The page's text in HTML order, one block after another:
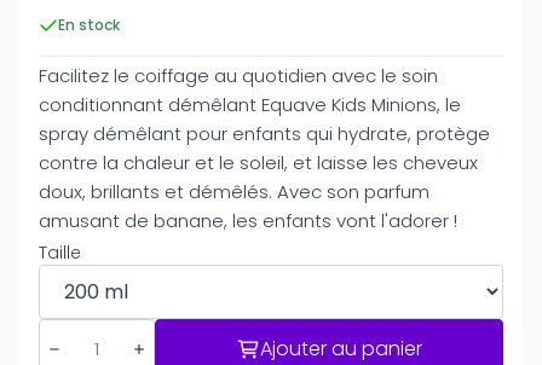
En stock
Facilitez le coiffage au quotidien avec le soin
conditionnant démêlant Equave Kids Minions, le
spray démêlant pour enfants qui hydrate, protège
contre la chaleur et le soleil, et laisse les cheveux
doux, brillants et démêlés. Avec son parfum
amusant de banane, les enfants vont l'adorer !
Taille
Ajouter au panier